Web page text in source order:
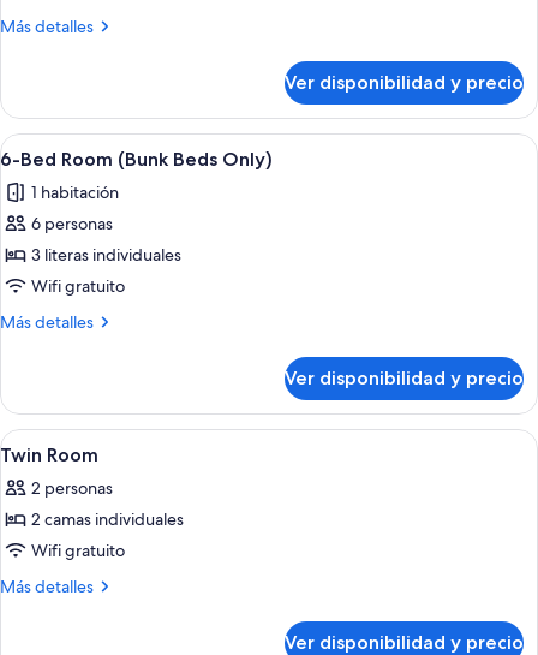
Bed
Bed
Dormitory
Más detalles
Más
Bed
in
4-
Dormitory
Ver disponibilidad y precio
Ver
todas
las
fotos
de
6-
Bed
Beds
Only)
Habitación tipo dormitorio con
5
6-Bed Room (Bunk Beds Only)
1 habitación
6 personas
3 literas individuales
Wifi gratuito
Más detalles
Más
Bed
Room
(Bunk
Only)
Ver disponibilidad y precio
Ver
todas
las
fotos
de
Twin
4
Twin Room
2 personas
2 camas individuales
Wifi gratuito
Más detalles
Más
Ver disponibilidad y precio